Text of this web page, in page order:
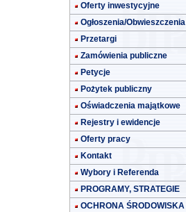
Oferty inwestycyjne
Ogłoszenia/Obwieszczenia
Przetargi
Zamówienia publiczne
Petycje
Pożytek publiczny
Oświadczenia majątkowe
Rejestry i ewidencje
Oferty pracy
Kontakt
Wybory i Referenda
PROGRAMY, STRATEGIE
OCHRONA ŚRODOWISKA